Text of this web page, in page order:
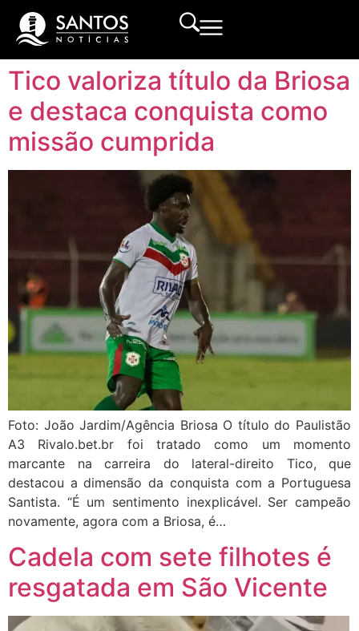
Tico valoriza título da Briosa
e destaca conquista como
missão cumprida
Foto: João Jardim/Agência Briosa O título do Paulistão
A3 Rivalo.bet.br foi tratado como um momento
marcante na carreira do lateral-direito Tico, que
destacou a dimensão da conquista com a Portuguesa
Santista. “É um sentimento inexplicável. Ser campeão
novamente, agora com a Briosa, é…
Cadela com sete filhotes é
resgatada em São Vicente